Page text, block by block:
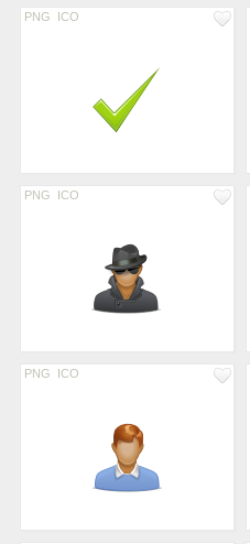
PNG ICO
PNG ICO
PNG ICO